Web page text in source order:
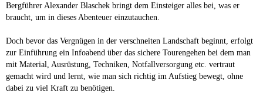
Bergführer Alexander Blaschek bringt dem Einsteiger alles bei, was er
braucht, um in dieses Abenteuer einzutauchen.
Doch bevor das Vergnügen in der verschneiten Landschaft beginnt, erfolgt
zur Einführung ein Infoabend über das sichere Tourengehen bei dem man
mit Material, Ausrüstung, Techniken, Notfallversorgung etc. vertraut
gemacht wird und lernt, wie man sich richtig im Aufstieg bewegt, ohne
dabei zu viel Kraft zu benötigen.